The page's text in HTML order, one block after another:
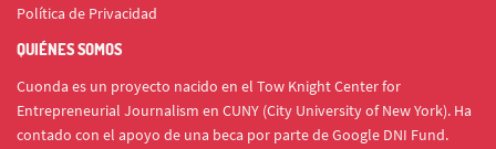
Política de Privacidad
QUIÉNES SOMOS
Cuonda es un proyecto nacido en el Tow Knight Center for
Entrepreneurial Journalism en CUNY (City University of New York). Ha
contado con el apoyo de una beca por parte de Google DNI Fund.